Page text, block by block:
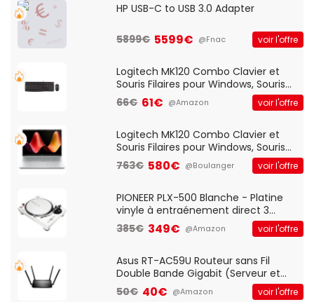
HP USB-C to USB 3.0 Adapter
5899€ 5599€ @Fnac voir l'offre
Logitech MK120 Combo Clavier et
Souris Filaires pour Windows, Souris
Optique Filaire, Connexion USB Plug
And Play, Confortable, Taille
QWERTY UK - Noir
66€ 61€ @Amazon voir l'offre
Logitech MK120 Combo Clavier et
Souris Filaires pour Windows, Souris
Optique Filaire, Connexion USB Plug
And Play, Confortable, Taille
QWERTY UK - Noir
763€ 580€ @Boulanger voir l'offre
PIONEER PLX-500 Blanche - Platine
vinyle à entraénement direct 3
vitesses (33-45-78 trs/min) avec
pre-ampli intégré et port USB
385€ 349€ @Amazon voir l'offre
Asus RT-AC59U Routeur sans Fil
Double Bande Gigabit (Serveur et
Client VPN, Triple Vlan, Mode Point
d'accès et Bridge, contrôle Parental,
50€ 40€ @Amazon voir l'offre